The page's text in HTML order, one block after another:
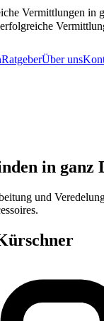
Vermittlungen in
RatgeberÜber uns
in ganz
und